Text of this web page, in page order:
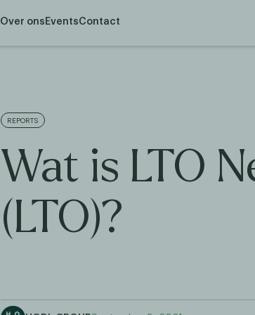
Over ons EventsContact
REPORTS
Wat is LTO
(LTO)?